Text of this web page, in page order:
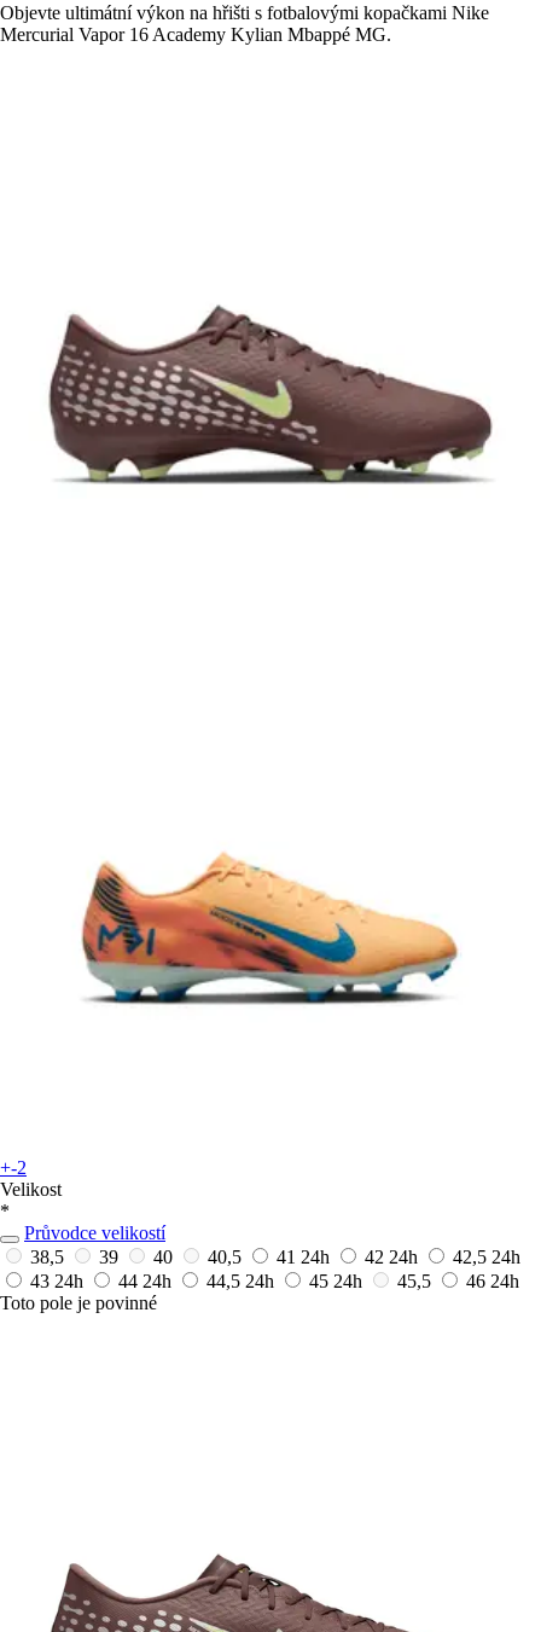
Objevte ultimátní výkon na hřišti s fotbalovými kopačkami Nike
Mercurial Vapor 16 Academy Kylian Mbappé MG.
+-2
Velikost
*
Průvodce velikostí
38,5
39 40 40,5 41 24h 42 24h 42,5 24h
43 24h 44 24h 44,5 24h 45 24h 45,5 46 24h
Toto pole je povinné